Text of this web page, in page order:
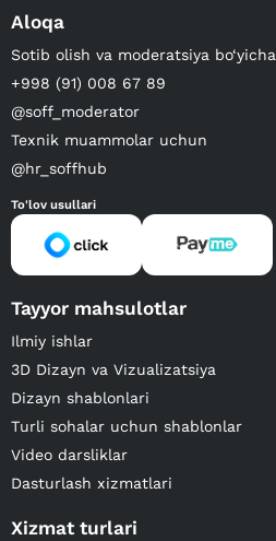
Aloqa
Sotib olish va moderatsiya bo‘yicha
+998 (91) 008 67 89
@soff_moderator
Texnik muammolar uchun
@hr_soffhub
To'lov usullari
Tayyor mahsulotlar
Ilmiy ishlar
3D Dizayn va Vizualizatsiya
Dizayn shablonlari
Turli sohalar uchun shablonlar
Video darsliklar
Dasturlash xizmatlari
Xizmat turlari